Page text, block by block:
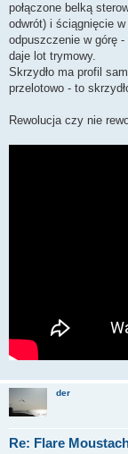
połączone belką
odwrót) i ściągnięcie
odpuszczenie w górę
daje lot trymowy.
Skrzydło ma profil
przelotowo - to
Rewolucja czy nie
der
Re: Flare